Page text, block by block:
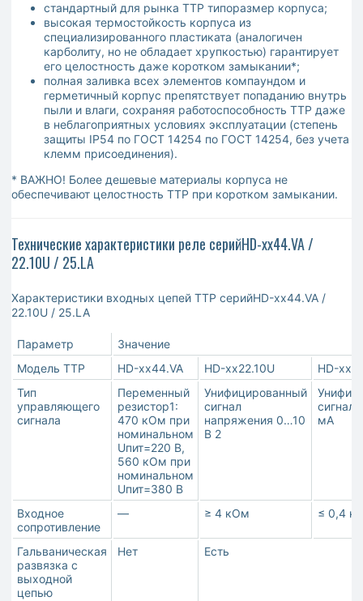
стандартный для рынка ТТР типоразмер корпуса;
высокая термостойкость корпуса из
специализированного пластиката (аналогичен
карболиту, но не обладает хрупкостью) гарантирует
его целостность даже коротком замыкании*;
полная заливка всех элементов компаундом и
герметичный корпус препятствует попаданию внутрь
пыли и влаги, сохраняя работоспособность ТТР даже
в неблагоприятных условиях эксплуатации (степень
защиты IP54 по ГОСТ 14254 по ГОСТ 14254, без учета
клемм присоединения).
* ВАЖНО! Более дешевые материалы корпуса не
обеспечивают целостность ТТР при коротком замыкании.
Технические характеристики реле серийHD-хх44.VA /
22.10U / 25.LA
Характеристики входных цепей ТТР серийHD-хх44.VA /
22.10U / 25.LA
Параметр
Значение
Модель ТТР
HD-хх44.VA HD-хх22.10U
HD-
Тип
управляющего
сигнала
Переменный
резистор1:
470 кОм при
номинальном
Uпит=220 В,
560 кОм при
номинальном
Uпит=380 В
Унифицированный
сигнал
напряжения 0…10
В 2
сигнал
мА
Входное
сопротивление
— ≥ 4 кОм ≤ 0,4
Гальваническая
развязка с
выходной
цепью
Нет Есть